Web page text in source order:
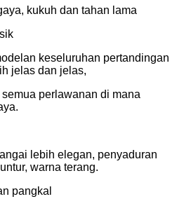
kukuh dan tahan lama
keseluruhan pertandingan
jelas dan jelas,
perlawanan di mana
lebih elegan, penyaduran
warna terang.
pangkal